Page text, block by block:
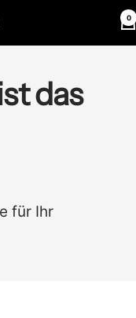
0
das
für Ihr